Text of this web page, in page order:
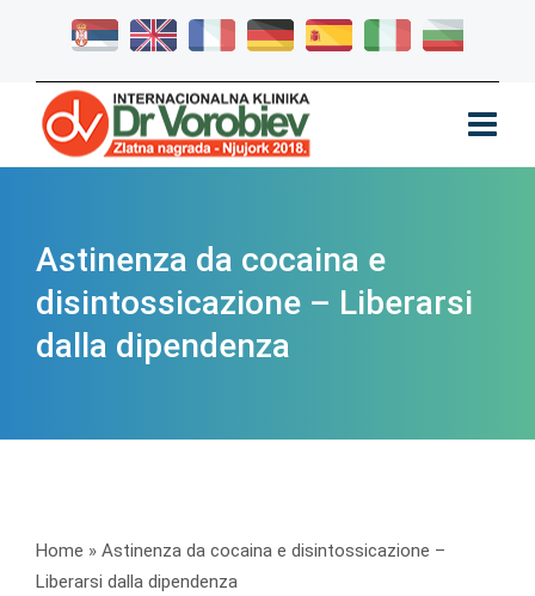
Astinenza da cocaina e
disintossicazione – Liberarsi
dalla dipendenza
Home » Astinenza da cocaina e disintossicazione –
Liberarsi dalla dipendenza